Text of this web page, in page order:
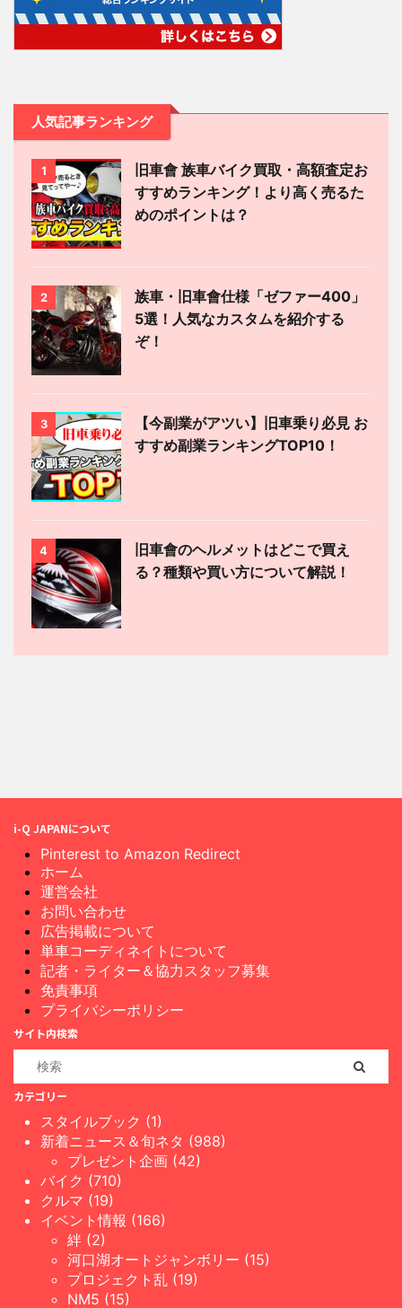
人気記事ランキング
1
旧車會 族車バイク買取・高額査定お
すすめランキング！より高く売るた
めのポイントは？
2
族車・旧車會仕様「ゼファー400」
5選！人気なカスタムを紹介する
ぞ！
3
【今副業がアツい】旧車乗り必見 お
すすめ副業ランキングTOP10！
4
旧車會のヘルメットはどこで買え
る？種類や買い方について解説！
i-Q JAPANについて
Pinterest to Amazon Redirect
ホーム
運営会社
お問い合わせ
広告掲載について
単車コーディネイトについて
記者・ライター＆協力スタッフ募集
免責事項
プライバシーポリシー
サイト内検索
カテゴリー
スタイルブック (1)
新着ニュース＆旬ネタ (988)
プレゼント企画 (42)
バイク (710)
クルマ (19)
イベント情報 (166)
絆 (2)
河口湖オートジャンボリー (15)
プロジェクト乱 (19)
NM5 (15)